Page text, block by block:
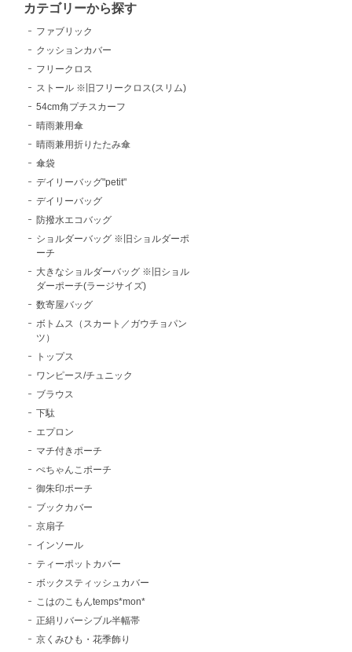
カテゴリーから探す
ファブリック
クッションカバー
フリークロス
ストール ※旧フリークロス(スリム)
54cm角プチスカーフ
晴雨兼用傘
晴雨兼用折りたたみ傘
傘袋
デイリーバッグ"petit"
デイリーバッグ
防撥水エコバッグ
ショルダーバッグ ※旧ショルダーポ
ーチ
大きなショルダーバッグ ※旧ショル
ダーポーチ(ラージサイズ)
数寄屋バッグ
ボトムス（スカート／ガウチョパン
ツ）
トップス
ワンピース/チュニック
ブラウス
下駄
エプロン
マチ付きポーチ
ぺちゃんこポーチ
御朱印ポーチ
ブックカバー
京扇子
インソール
ティーポットカバー
ボックスティッシュカバー
こはのこもんtemps*mon*
正絹リバーシブル半幅帯
京くみひも・花季飾り